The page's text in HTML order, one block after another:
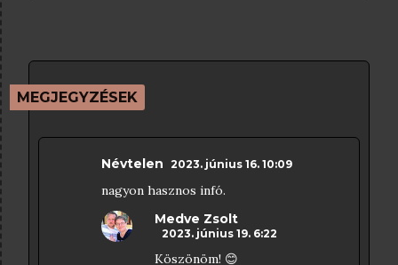
MEGJEGYZÉSEK
Névtelen 2023. június 16. 10:09
nagyon hasznos infó.
Medve Zsolt
2023. június 19. 6:22
Köszönöm! 😊